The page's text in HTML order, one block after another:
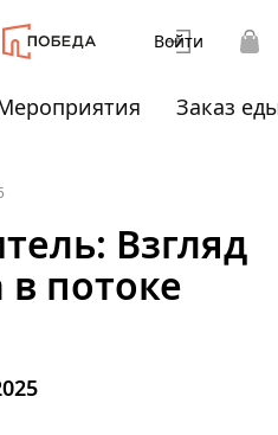
Войти
Заказ
Взгляд
потоке